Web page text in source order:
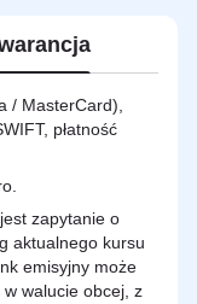
/ MasterCard),
płatność
zapytanie o
aktualnego kursu
emisyjny może
w walucie obcej, z